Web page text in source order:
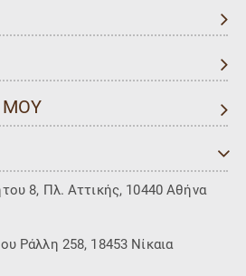
ΜΟΥ
8, Πλ. Αττικής, 10440 Αθήνα
Ράλλη 258, 18453 Νίκαια